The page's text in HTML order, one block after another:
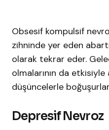
Obsesif kompulsif
zihninde yer eden
olarak tekrar eder.
olmalarının da etkisiyle
düşüncelerle
Depresif Nevroz